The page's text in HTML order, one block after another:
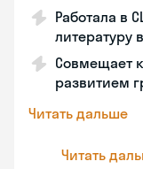
Работала в
литературу
Совмещает
развитием
Читать дальше
Читать